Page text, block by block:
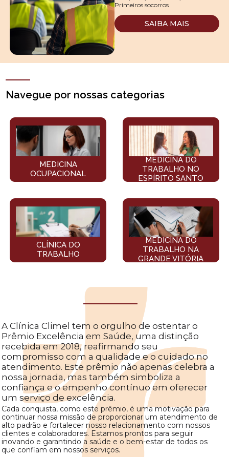
Primeiros socorros
SAIBA MAIS
Navegue por nossas categorias
MEDICINA
OCUPACIONAL
MEDICINA DO
TRABALHO NO
ESPÍRITO SANTO
CLÍNICA DO
TRABALHO
MEDICINA DO
TRABALHO NA
GRANDE VITÓRIA
A Clínica Climel tem o orgulho de ostentar o
Prêmio Excelência em Saúde, uma distinção
recebida em 2018, reafirmando seu
compromisso com a qualidade e o cuidado no
atendimento. Este prêmio não apenas celebra a
nossa jornada, mas também simboliza a
confiança e o empenho contínuo em oferecer
um serviço de excelência.
Cada conquista, como este prêmio, é uma motivação para
continuar nossa missão de proporcionar um atendimento de
alto padrão e fortalecer nosso relacionamento com nossos
clientes e colaboradores. Estamos prontos para seguir
inovando e garantindo a saúde e o bem-estar de todos os
que confiam em nossos serviços.